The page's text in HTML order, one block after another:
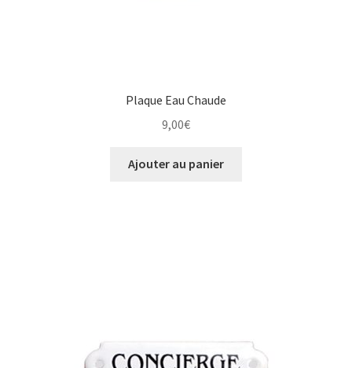
Plaque Eau Chaude
9,00€
Ajouter au panier